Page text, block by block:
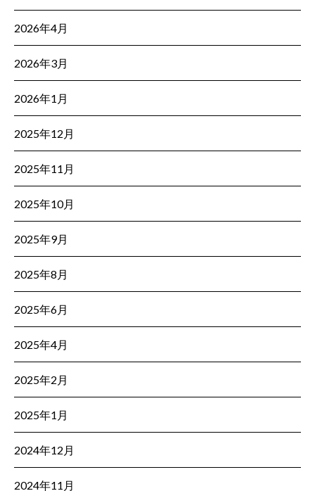
2026年4月
2026年3月
2026年1月
2025年12月
2025年11月
2025年10月
2025年9月
2025年8月
2025年6月
2025年4月
2025年2月
2025年1月
2024年12月
2024年11月